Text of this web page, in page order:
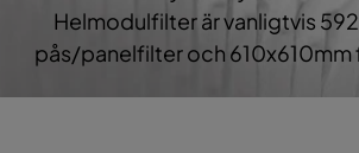
Helmodulfilter är vanligtvis
pås/panelfilter och 610x610mm